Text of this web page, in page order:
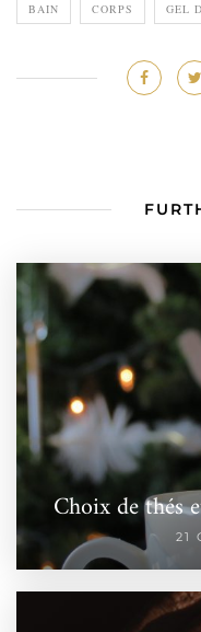
BAIN CORPS GEL
Choix de thés
21